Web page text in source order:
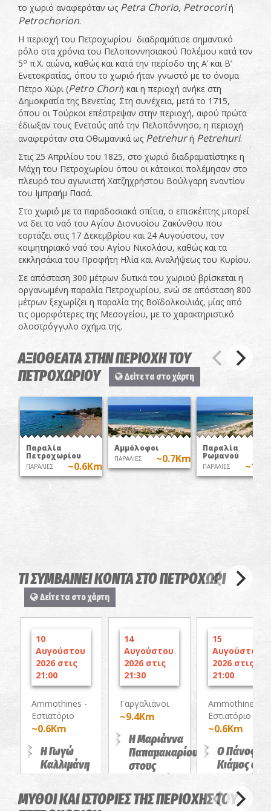
το χωριό αναφερόταν ως Petra Chorio, Petrocoriή
Petrochorion.
Η περιοχή του Πετροχωρίου διαδραμάτισε σημαντικό
ρόλο στα χρόνια του Πελοποννησιακού Πολέμου κατά τον
5ο π.Χ. αιώνα, καθώς και κατά την περίοδο της Α’ και Β’
Ενετοκρατίας, όπου το χωριό ήταν γνωστό με το όνομα
Πέτρο Χώρι (Petro Chori) και η περιοχή ανήκε στη
Δημοκρατία της Βενετίας. Στη συνέχεια, μετά το 1715,
όπου οι Τούρκοι επέστρεψαν στην περιοχή, αφού πρώτα
έδιωξαν τους Ενετούς από την Πελοπόννησο, η περιοχή
αναφερόταν στα Οθωμανικά ως Petrehurή Petrehuri.
Στις 25 Απριλίου του 1825, στο χωριό διαδραματίστηκε η
Μάχη του Πετροχωρίου όπου οι κάτοικοι πολέμησαν στο
πλευρό του αγωνιστή Χατζηχρήστου Βούλγαρη εναντίον
του Ιμπραήμ Πασά.
Στο χωριό με τα παραδοσιακά σπίτια, ο επισκέπτης μπορεί
να δει το ναό του Αγίου Διονυσίου Ζακύνθου που
εορτάζει στις 17 Δεκεμβρίου και 24 Αυγούστου, τον
κοιμητηριακό ναό του Αγίου Νικολάου, καθώς και τα
εκκλησάκια του Προφήτη Ηλία και Αναλήψεως του Κυρίου.
Σε απόσταση 300 μέτρων δυτικά του χωριού βρίσκεται η
οργανωμένη παραλία Πετροχωρίου, ενώ σε απόσταση 800
μέτρων ξεχωρίζει η παραλία της Βοϊδολκοιλιάς, μίας από
τις ομορφότερες της Μεσογείου, με το χαρακτηριστικό
ολοστρόγγυλο σχήμα της.
ΑΞΙΟΘΕΑΤΑ ΣΤΗΝ ΠΕΡΙΟΧΗ ΤΟΥ
ΠΕΤΡΟΧΩΡΙΟΥ
Δείτε τα στο χάρτη
Παραλία
Πετροχωρίου
ΠΑΡΑΛΙΕΣ ~0.6Km
Αμμόλοφοι
ΠΑΡΑΛΙΕΣ ~0.7Km
Παραλία
Ρωμανού
ΠΑΡΑΛΙΕΣ
ΤΙ ΣΥΜΒΑΙΝΕΙ ΚΟΝΤΑ ΣΤΟ ΠΕΤΡΟΧΩΡΙ
Δείτε τα στο χάρτη
10
Αυγούστου
2026 στις
21:00
Ammothines -
Εστιατόριο
~0.6Km
Η Γωγώ
Καλλιμάνη
Ammothines
ΣΥΝΑΥΛΙΕΣ
14
Αυγούστου
2026 στις
21:30
Γαργαλιάνοι
~9.4Km
Η Μαριάννα
Παπαμακαρίου
στους
ΠΑΝΗΓΥΡΙΑ
15
Αυγούστου
2026 στις
21:00
Ammothines -
Εστιατόριο
~0.6Km
Ο Πάνος
Κιάμος στις
Four Seas
ΣΥΝΑΥΛΙΕΣ
ΜΥΘΟΙ ΚΑΙ ΙΣΤΟΡΙΕΣ ΤΗΣ ΠΕΡΙΟΧΗΣ ΤΟΥ